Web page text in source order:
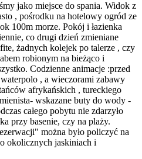
jako miejsce do spania. Widok z
, pośrodku na hotelowy ogród ze
100m morze. Pokój i łazienka
co drugi dzień zmieniane
żadnych kolejek po talerze , czy
robionym na bieżąco i
Codzienne animacje :przed
, a wieczorami zabawy
afrykańskich , tureckiego
wskazane buty do wody -
całego pobytu nie zdarzyło
przy basenie, czy na plaży.
można było policzyć na
okolicznych jaskiniach i